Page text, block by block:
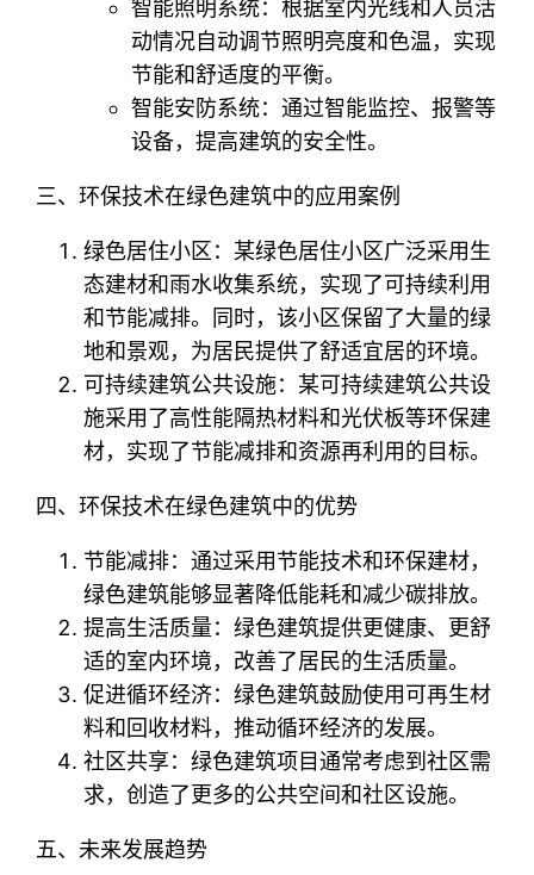
智能照明系统：根据室内光线和人员活
动情况自动调节照明亮度和色温，实现
节能和舒适度的平衡。
智能安防系统：通过智能监控、报警等
设备，提高建筑的安全性。
三、环保技术在绿色建筑中的应用案例
绿色居住小区：某绿色居住小区广泛采用生
态建材和雨水收集系统，实现了可持续利用
和节能减排。同时，该小区保留了大量的绿
地和景观，为居民提供了舒适宜居的环境。
可持续建筑公共设施：某可持续建筑公共设
施采用了高性能隔热材料和光伏板等环保建
材，实现了节能减排和资源再利用的目标。
四、环保技术在绿色建筑中的优势
节能减排：通过采用节能技术和环保建材，
绿色建筑能够显著降低能耗和减少碳排放。
提高生活质量：绿色建筑提供更健康、更舒
适的室内环境，改善了居民的生活质量。
促进循环经济：绿色建筑鼓励使用可再生材
料和回收材料，推动循环经济的发展。
社区共享：绿色建筑项目通常考虑到社区需
求，创造了更多的公共空间和社区设施。
五、未来发展趋势